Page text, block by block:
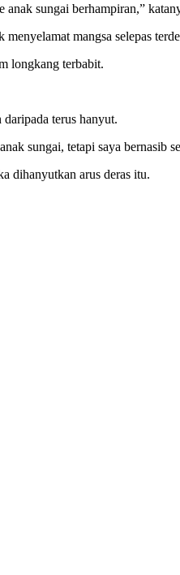
sungai berhampiran,”
mangsa selepas
longkang terbabit.
terus hanyut.
sungai, tetapi saya bernasib
dihanyutkan arus deras itu.